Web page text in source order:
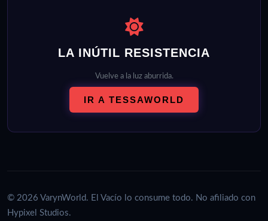
LA INÚTIL RESISTENCIA
Vuelve a la luz aburrida.
IR A TESSAWORLD
© 2026 VarynWorld. El Vacío lo consume todo. No afiliado con
Hypixel Studios.